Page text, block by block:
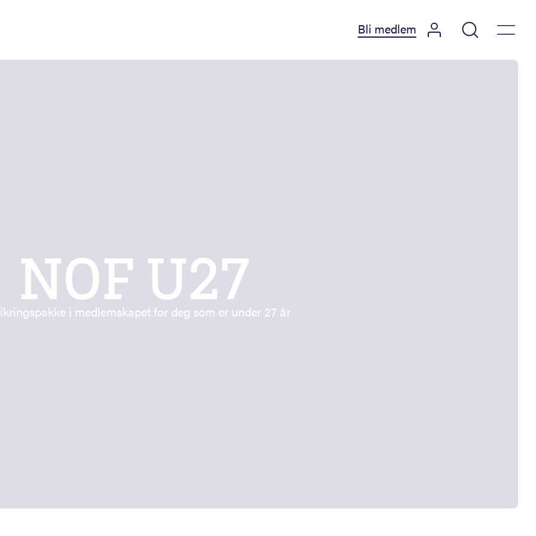
Bli medlem
NOF U27
i medlemskapet for deg som er under 27 år